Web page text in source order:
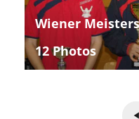
Wiener
12 Photos